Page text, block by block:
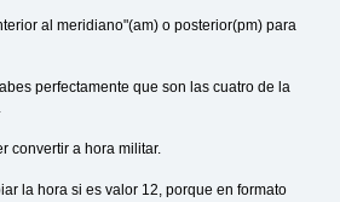
al meridiano"(am) o posterior(pm) para
perfectamente que son las cuatro de la
convertir a hora militar.
la hora si es valor 12, porque en formato